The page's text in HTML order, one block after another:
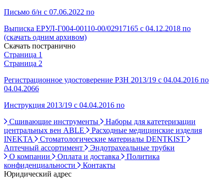
Письмо б/н с 07.06.2022 по
Выписка ЕРУЛ-Г004-00110-00/02917165 с 04.12.2018 по
(скачать одним архивом)
Скачать постранично
Страница 1
Страница 2
Регистрационное удостоверение РЗН 2013/19 с 04.04.2016 по
04.04.2066
Инструкция 2013/19 с 04.04.2016 по
Сшивающие инструменты
Наборы для катетеризации
центральных вен ABLE
Расходные медицинские изделия
INEKTA
Стоматологические материалы DENTKIST
Аптечный ассортимент
Эндотрахеальные трубки
О компании
Оплата и доставка
Политика
конфиденциальности
Контакты
Юридический адрес